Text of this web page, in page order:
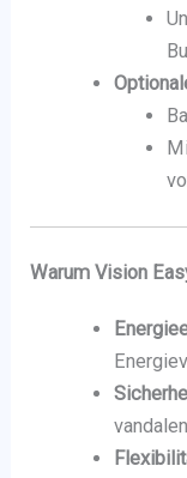
Warum Vision